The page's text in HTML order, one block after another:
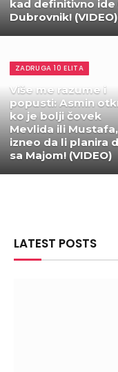
kad definitivno ide
Dubrovnik! (VIDEO)
ZADRUGA 10 ELITA
Više me razume i
popusti: Asmin
ko je bolji čovek
Mevlida ili
izneo da li planira
sa Majom! (VIDEO)
LATEST POSTS